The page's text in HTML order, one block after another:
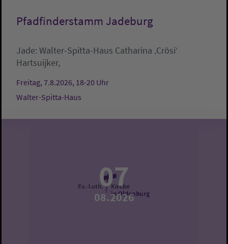
Pfadfinderstamm Jadeburg
Jade: Walter-Spitta-Haus Catharina ‚Crösi‘
Hartsuijker,
Freitag, 7.8.2026, 18-20 Uhr
Walter-Spitta-Haus
07
08.2026